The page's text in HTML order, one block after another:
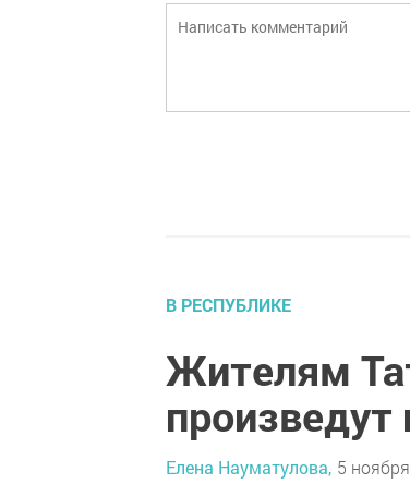
В РЕСПУБЛИКЕ
Жителям
Елена Науматулова, 5